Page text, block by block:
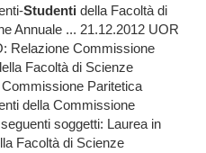
Studenti della Facoltà di
Annuale ... 21.12.2012 UOR
Relazione Commissione
Facoltà di Scienze
Paritetica
della Commissione
soggetti: Laurea in
Facoltà di Scienze